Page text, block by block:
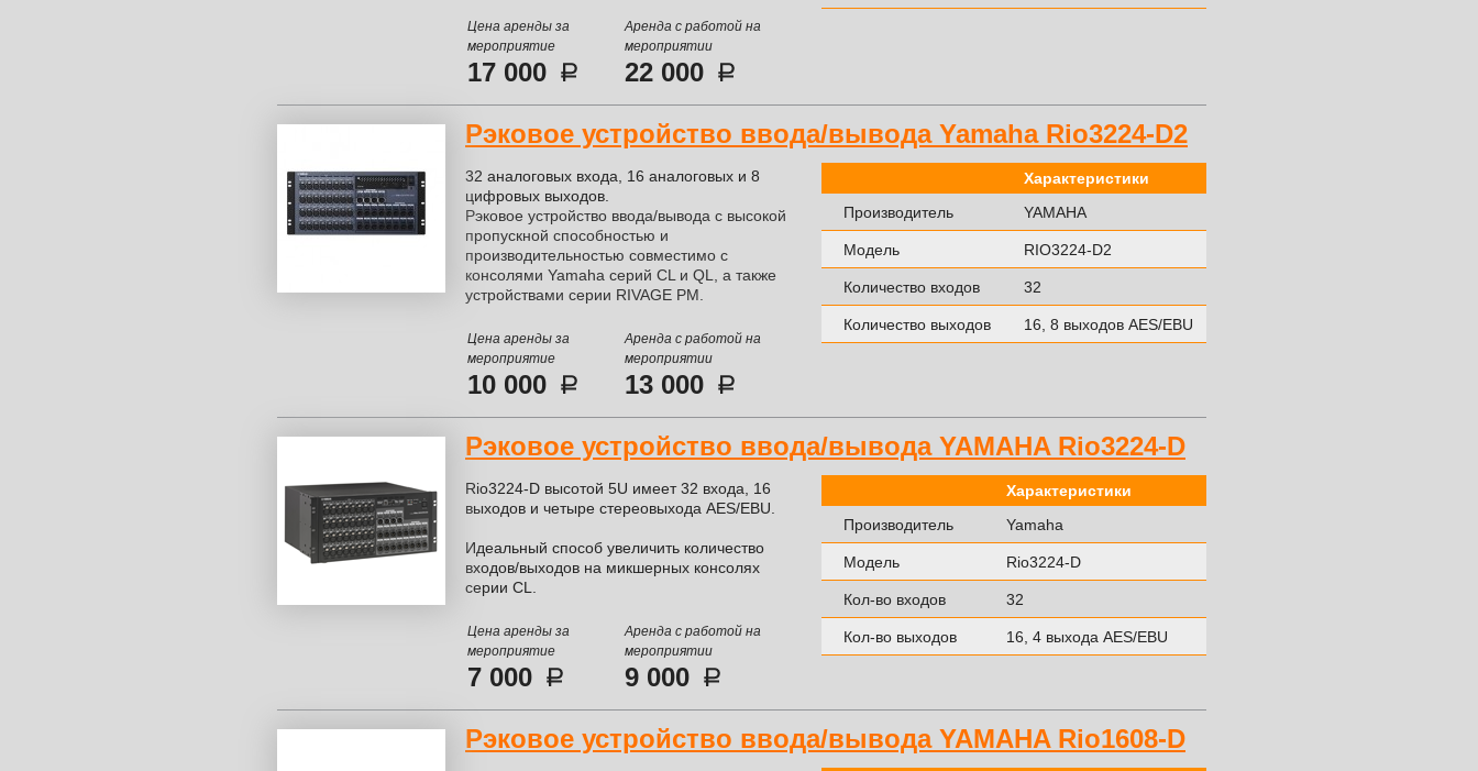
Цена аренды за
мероприятие
Аренда с работой на
мероприятии
17 000 22 000
Рэковое устройство ввода/вывода Yamaha Rio3224-D2
Характеристики
Производитель
YAMAHA
Модель RIO3224-D2
Количество входов 32
Количество выходов 16, 8 выходов AES/EBU
32 аналоговых входа, 16 аналоговых и 8
цифровых выходов.
Рэковое устройство ввода/вывода с высокой
пропускной способностью и
производительностью совместимо с
консолями Yamaha серий CL и QL, а также
устройствами серии RIVAGE PM.
Цена аренды за
мероприятие
Аренда с работой на
мероприятии
10 000 13 000
Рэковое устройство ввода/вывода YAMAHA Rio3224-D
Характеристики
Производитель
Yamaha
Модель Rio3224-D
Кол-во входов 32
Кол-во выходов 16, 4 выхода AES/EBU
Rio3224-D высотой 5U имеет 32 входа, 16
выходов и четыре стереовыхода AES/EBU.
Идеальный способ увеличить количество
входов/выходов на микшерных консолях
серии CL.
Цена аренды за
мероприятие
Аренда с работой на
мероприятии
7 000 9 000
Рэковое устройство ввода/вывода YAMAHA Rio1608-D